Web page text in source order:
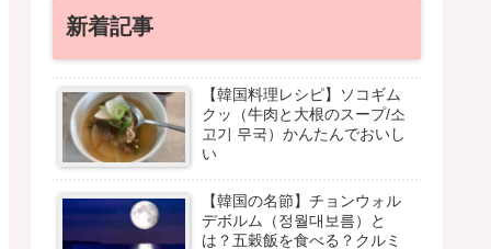
新着記事
【韓国料理レシピ】ソコギム
クッ（牛肉と大根のスープ/소
고기 무국）かんたんでおいし
い
【韓国の名節】チョンウォル
デボルム（정월대보름）と
は？五穀飯を食べる？クルミ